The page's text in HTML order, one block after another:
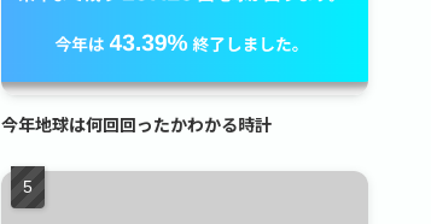
今年地球は何回回ったかわかる時計